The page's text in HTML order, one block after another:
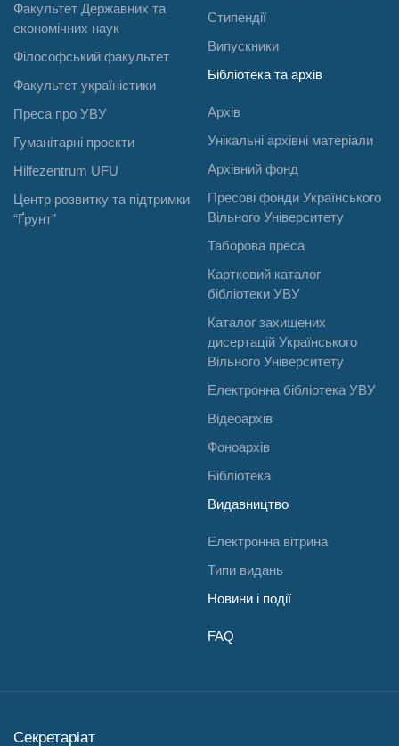
Факультет Державних та
економічних наук
Філософський факультет
Факультет україністики
Преса про УВУ
Гуманітарні проєкти
Hilfezentrum UFU
Центр розвитку та підтримки
“Ґрунт”
Стипендії
Випускники
Бібліотека та архів
Архів
Унікальні архівні матеріали
Архівний фонд
Пресові фонди Українського
Вільного Університету
Таборова преса
Картковий каталог
бібліотеки УВУ
Каталог захищених
дисертацій Українського
Вільного Університету
Електронна бібліотека УВУ
Відеоархів
Фоноархів
Бібліотека
Видавництво
Електронна вітрина
Типи видань
Новини і події
FAQ
Секретаріат